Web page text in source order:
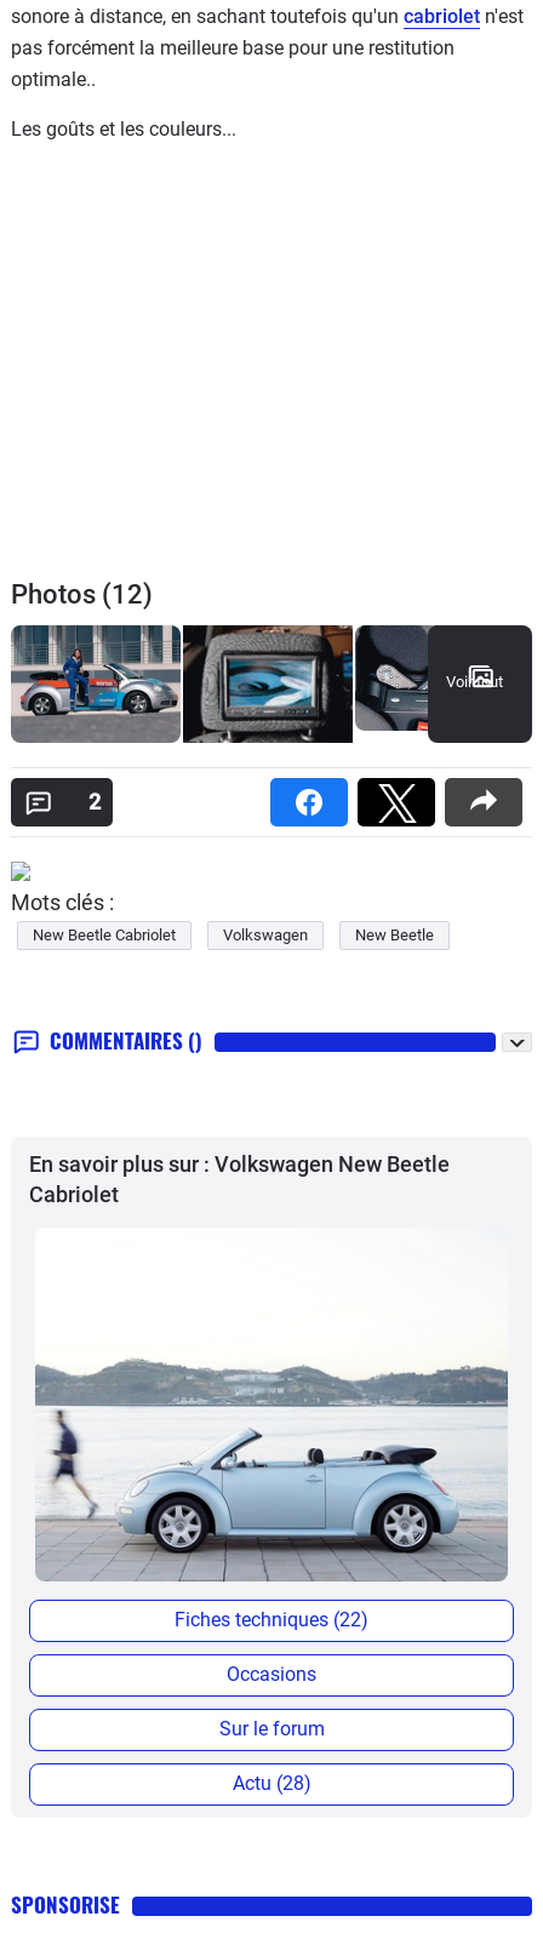
sonore à distance, en sachant toutefois qu'un cabriolet n'est
pas forcément la meilleure base pour une restitution
optimale..
Les goûts et les couleurs...
Photos (12)
Voir tout
2
Mots clés :
New Beetle Cabriolet Volkswagen New Beetle
COMMENTAIRES ()
En savoir plus sur : Volkswagen New Beetle
Cabriolet
Fiches techniques (22)
Occasions
Sur le forum
Actu (28)
SPONSORISE